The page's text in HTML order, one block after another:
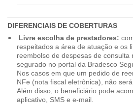
DIFERENCIAIS DE COBERTURAS
Livre escolha de prestadores:
respeitados a área de atuação e os
reembolso de despesas de
segurado no portal da Bradesco
Nos casos em que um pedido de
NFe (nota fiscal eletrônica), não
Além disso, o beneficiário pode
aplicativo, SMS e e-mail.